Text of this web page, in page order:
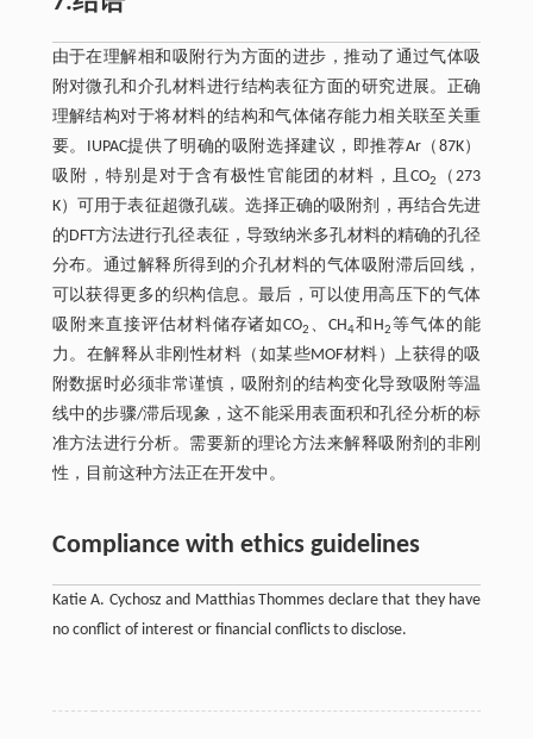
由于在理解相和吸附行为方面的进步，推动了通过气体吸
附对微孔和介孔材料进行结构表征方面的研究进展。正确
理解结构对于将材料的结构和气体储存能力相关联至关重
要。IUPAC提供了明确的吸附选择建议，即推荐Ar（87K）
吸附，特别是对于含有极性官能团的材料，且CO2
（273
K）可用于表征超微孔碳。选择正确的吸附剂，再结合先进
的DFT方法进行孔径表征，导致纳米多孔材料的精确的孔径
分布。通过解释所得到的介孔材料的气体吸附滞后回线，
可以获得更多的织构信息。最后，可以使用高压下的气体
吸附来直接评估材料储存诸如CO2 、CH4和H2等气体的能
力。在解释从非刚性材料（如某些MOF材料）上获得的吸
附数据时必须非常谨慎，吸附剂的结构变化导致吸附等温
线中的步骤/滞后现象，这不能采用表面积和孔径分析的标
准方法进行分析。需要新的理论方法来解释吸附剂的非刚
性，目前这种方法正在开发中。
Compliance with ethics guidelines
Katie A. Cychosz and Matthias Thommes declare that they have
no conflict of interest or financial conflicts to disclose.